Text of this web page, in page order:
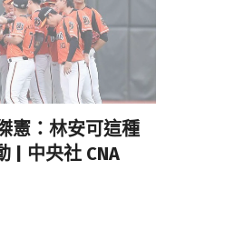
：林安可這種
| 中央社 CNA